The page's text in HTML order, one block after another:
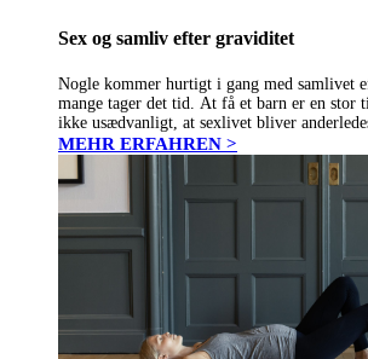
Sex og samliv efter graviditet
Nogle kommer hurtigt i gang med samlivet
mange tager det tid. At få et barn er en stor
ikke usædvanligt, at sexlivet bliver
fast tidsgrænse…
MEHR ERFAHREN >